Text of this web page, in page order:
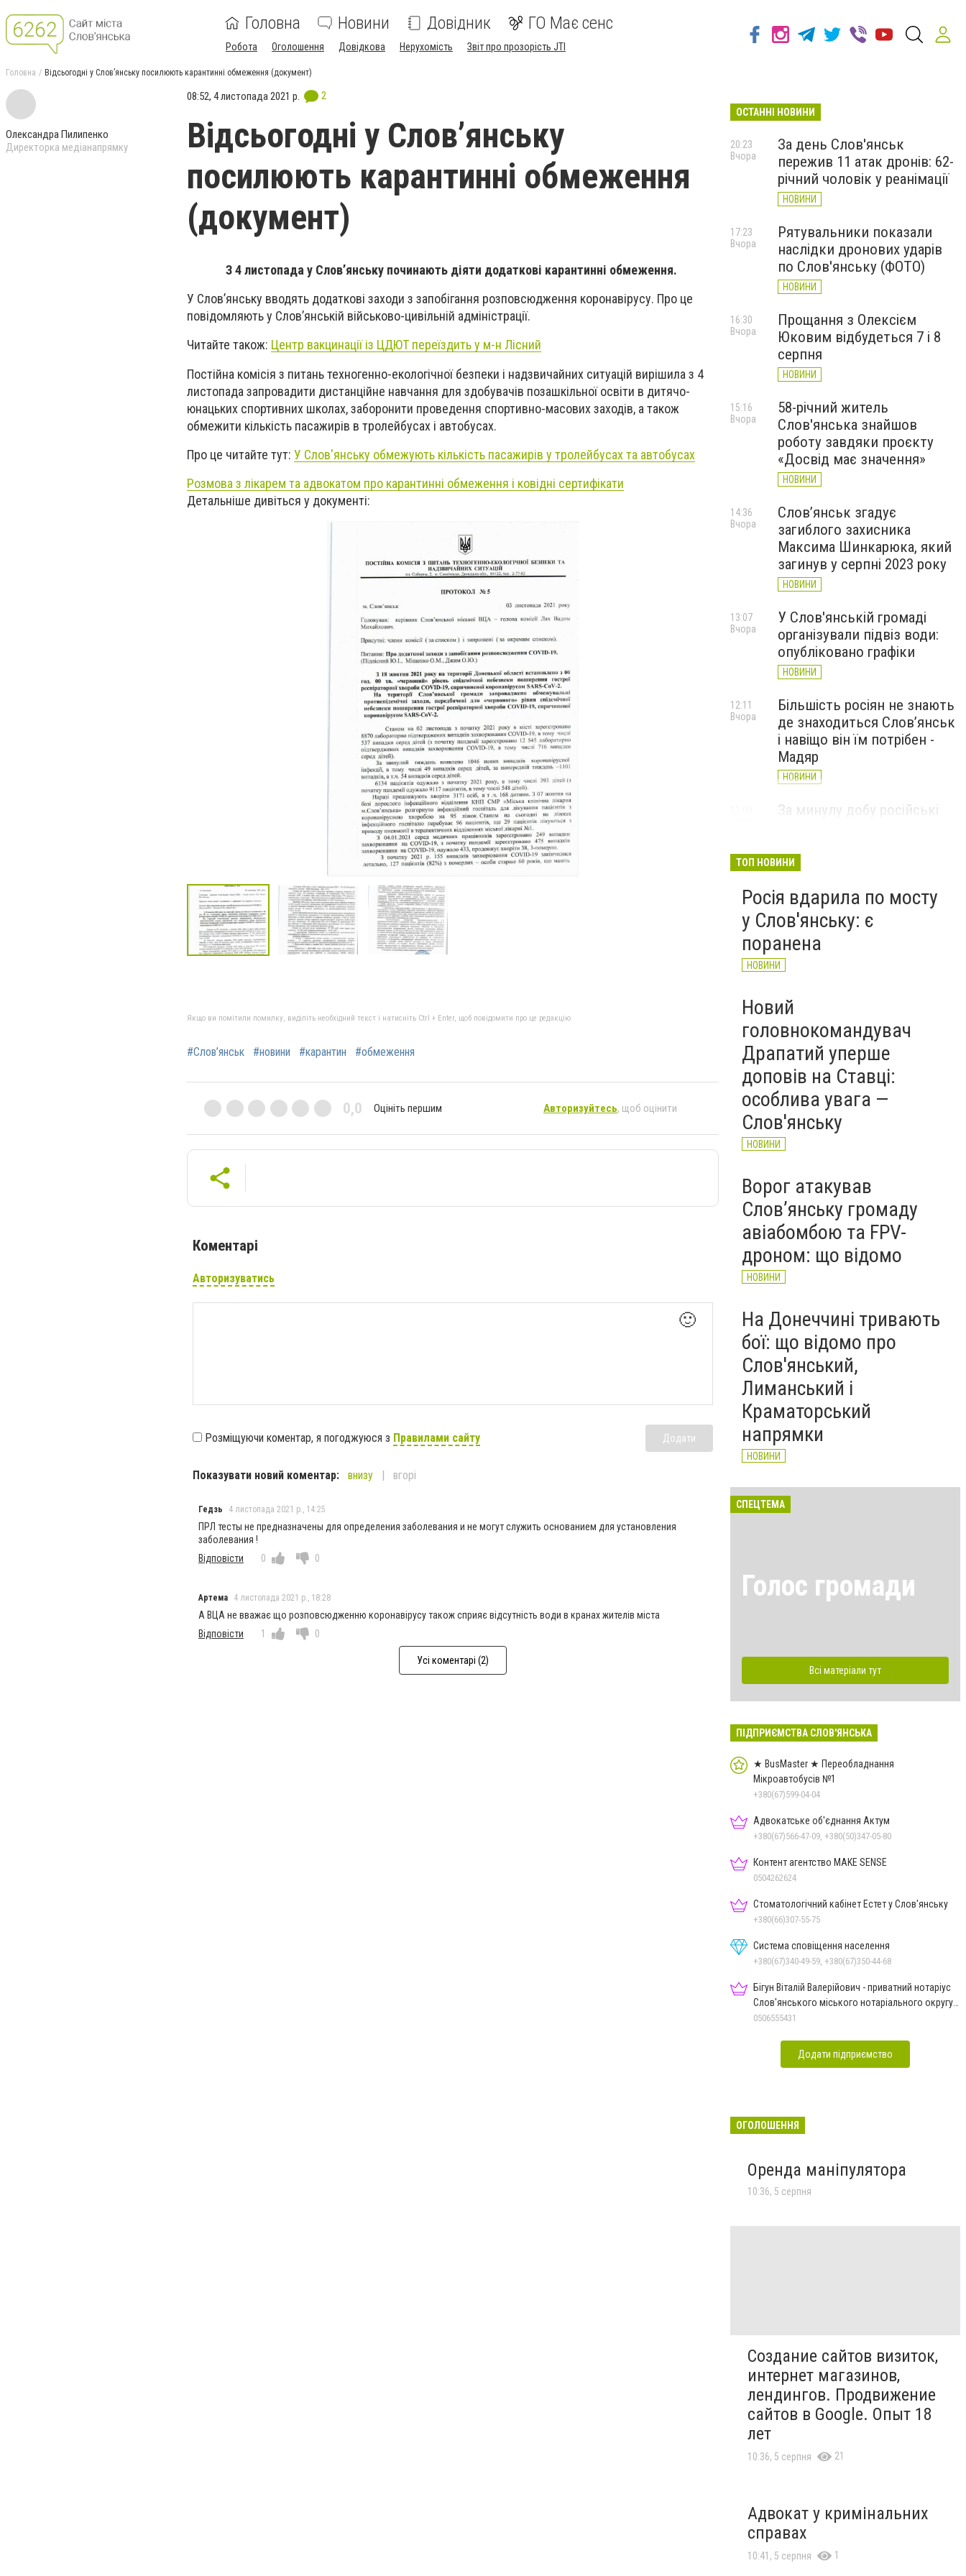
Головна Новини Довідник ГО Має сенс
Робота Оголошення Довідкова Нерухомість Звіт про прозорість JTI
Головна Відсьогодні у Слов’янську посилюють карантинні обмеження (документ)
Олександра Пилипенко
Директорка медіанапрямку
08:52, 4 листопада 2021 р. 2
Відсьогодні у Слов’янську
посилюють карантинні обмеження
(документ)
З 4 листопада у Слов’янську починають діяти додаткові карантинні обмеження.
У Слов’янську вводять додаткові заходи з запобігання розповсюдження коронавірусу. Про це
повідомляють у Слов’янській військово-цивільній адміністрації.
Читайте також: Центр вакцинації із ЦДЮТ переїздить у м-н Лісний
Постійна комісія з питань техногенно-екологічної безпеки і надзвичайних ситуацій вирішила з 4
листопада запровадити дистанційне навчання для здобувачів позашкільної освіти в дитячо-
юнацьких спортивних школах, заборонити проведення спортивно-масових заходів, а також
обмежити кількість пасажирів в тролейбусах і автобусах.
Про це читайте тут: У Слов'янську обмежують кількість пасажирів у тролейбусах та автобусах
Розмова з лікарем та адвокатом про карантинні обмеження і ковідні сертифікати
Детальніше дивіться у документі:
Якщо ви помітили помилку, виділіть необхідний текст і натисніть Ctrl + Enter, щоб повідомити про це редакцію
#Слов’янськ #новини #карантин #обмеження
0,0 Оцініть першим Авторизуйтесь, щоб оцінити
Коментарі
Авторизуватись
🙂
Розміщуючи коментар, я погоджуюся з Правилами сайту Додати
Показувати новий коментар: внизу вгорі
Гедзь 4 листопада 2021 р., 14:25
ПРЛ тесты не предназначены для определения заболевания и не могут служить основанием для установления
заболевания !
Відповісти
0 0
Артема 4 листопада 2021 р., 18:28
А ВЦА не вважає що розповсюдженню коронавірусу також сприяє відсутність води в кранах жителів міста
Відповісти
1 0
Усі коментарі (2)
ОСТАННІ НОВИНИ
За день Слов'янськ
пережив 11 атак дронів: 62-
річний чоловік у реанімації
НОВИНИ
20:23
Вчора
Рятувальники показали
наслідки дронових ударів
по Слов'янську (ФОТО)
НОВИНИ
17:23
Вчора
Прощання з Олексієм
Юковим відбудеться 7 і 8
серпня
НОВИНИ
16:30
Вчора
58-річний житель
Слов'янська знайшов
роботу завдяки проєкту
«Досвід має значення»
НОВИНИ
15:16
Вчора
Слов’янськ згадує
загиблого захисника
Максима Шинкарюка, який
загинув у серпні 2023 року
НОВИНИ
14:36
Вчора
У Слов'янській громаді
організували підвіз води:
опубліковано графіки
НОВИНИ
13:07
Вчора
Більшість росіян не знають
де знаходиться Слов’янськ
і навіщо він їм потрібен -
Мадяр
НОВИНИ
12:11
Вчора
За минулу добу російські
великої війни: 6 серпня
ТОП НОВИНИ
Росія вдарила по мосту
у Слов'янську: є
поранена
НОВИНИ
Новий
головнокомандувач
Драпатий уперше
доповів на Ставці:
особлива увага —
Слов'янську
НОВИНИ
Ворог атакував
Слов’янську громаду
авіабомбою та FPV-
дроном: що відомо
НОВИНИ
На Донеччині тривають
бої: що відомо про
Слов'янський,
Лиманський і
Краматорський
напрямки
НОВИНИ
СПЕЦТЕМА
Голос громади
Всі матеріали тут
ПІДПРИЄМСТВА СЛОВ'ЯНСЬКА
★ BusMaster ★ Переобладнання
Мікроавтобусів №1
+380(67)599-04-04
Адвокатське об'єднання Актум
+380(67)566-47-09, +380(50)347-05-80
Контент агентство MAKE SENSE
0504262624
Стоматологічний кабінет Естет у Слов'янську
+380(66)307-55-75
Система сповіщення населення
+380(67)340-49-59, +380(67)350-44-68
Бігун Віталій Валерійович - приватний нотаріус
Слов'янського міського нотаріального округу
Дон.обл.
0506555431
Додати підприємство
ОГОЛОШЕННЯ
Оренда маніпулятора
10:36, 5 серпня
Создание сайтов визиток,
интернет магазинов,
лендингов. Продвижение
сайтов в Google. Опыт 18
лет
10:36, 5 серпня 21
Адвокат у кримінальних
справах
10:41, 5 серпня 1